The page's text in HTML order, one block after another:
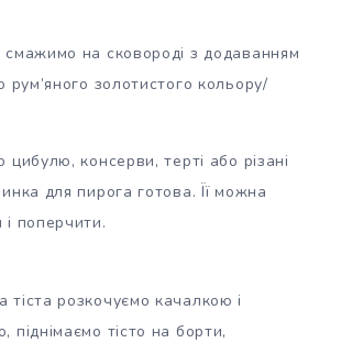
смажимо на сковороді з додаванням
рум’яного золотистого кольору/
цибулю, консерви, терті або різані
для пирога готова. Її можна
поперчити.
тіста розкочуємо качалкою і
піднімаємо тісто на борти,